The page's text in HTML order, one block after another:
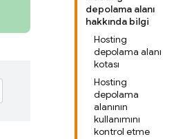
depolama alanı
hakkında bilgi
Hosting
depolama alanı
kotası
Hosting
depolama
alanının
kullanımını
kontrol etme